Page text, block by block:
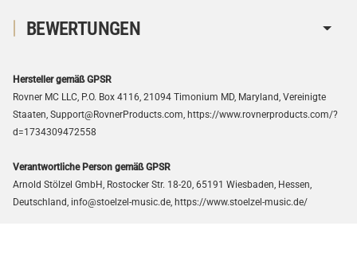
BEWERTUNGEN
Hersteller gemäß GPSR
Rovner MC LLC, P.O. Box 4116, 21094 Timonium MD, Maryland, Vereinigte
Staaten, Support@RovnerProducts.com, https://www.rovnerproducts.com/?
d=1734309472558
Verantwortliche Person gemäß GPSR
Arnold Stölzel GmbH, Rostocker Str. 18-20, 65191 Wiesbaden, Hessen,
Deutschland, info@stoelzel-music.de, https://www.stoelzel-music.de/